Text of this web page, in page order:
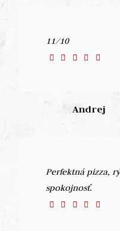
11/10
Andrej
Perfektná pizza,
spokojnosť.